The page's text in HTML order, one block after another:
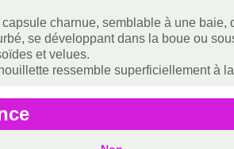
capsule charnue, semblable à une
se développant dans la boue ou
et velues.
ressemble superficiellement à